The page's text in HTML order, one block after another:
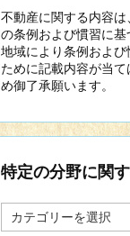
不動産に関する内容
の条例および慣習に基
地域により条例およ
ために記載内容が当
め御了承願います。
特定の分野に関
定